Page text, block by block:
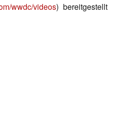
wwdc/videos) bereitgestellt